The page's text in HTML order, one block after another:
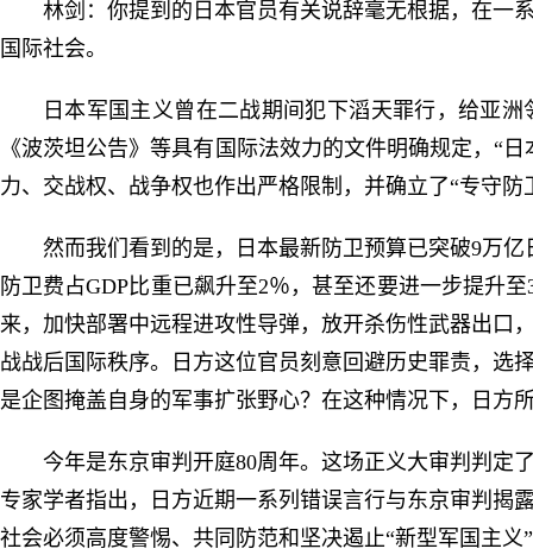
林剑：你提到的日本官员有关说辞毫无根据，在一
国际社会。
日本军国主义曾在二战期间犯下滔天罪行，给亚
《波茨坦公告》等具有国际法效力的文件明确规定，“
力、交战权、战争权也作出严格限制，并确立了“专守
然而我们看到的是，日本最新防卫预算已突破9万
防卫费占GDP比重已飙升至2％，甚至还要进一步提升
来，加快部署中远程进攻性导弹，放开杀伤性武器出口
战战后国际秩序。日方这位官员刻意回避历史罪责，选
是企图掩盖自身的军事扩张野心？在这种情况下，日方
今年是东京审判开庭80周年。这场正义大审判判定
专家学者指出，日方近期一系列错误言行与东京审判揭
社会必须高度警惕、共同防范和坚决遏止“新型军国主义